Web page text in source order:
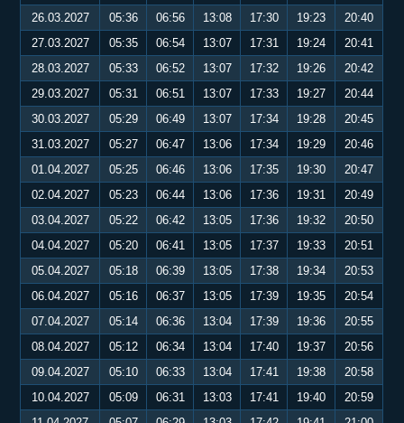
26.03.2027
05:36 06:56 13:08 17:30 19:23
20:40
27.03.2027
05:35 06:54 13:07 17:31 19:24
20:41
28.03.2027
05:33 06:52 13:07 17:32 19:26
20:42
29.03.2027
05:31 06:51 13:07 17:33 19:27
20:44
30.03.2027
05:29 06:49 13:07 17:34 19:28
20:45
31.03.2027
05:27 06:47 13:06 17:34 19:29
20:46
01.04.2027
05:25 06:46 13:06 17:35 19:30
20:47
02.04.2027
05:23 06:44 13:06 17:36 19:31
20:49
03.04.2027
05:22 06:42 13:05 17:36 19:32
20:50
04.04.2027
05:20 06:41 13:05 17:37 19:33
20:51
05.04.2027
05:18 06:39 13:05 17:38 19:34
20:53
06.04.2027
05:16 06:37 13:05 17:39 19:35
20:54
07.04.2027
05:14 06:36 13:04 17:39 19:36
20:55
08.04.2027
05:12 06:34 13:04 17:40 19:37
20:56
09.04.2027
05:10 06:33 13:04 17:41 19:38
20:58
10.04.2027
05:09 06:31 13:03 17:41 19:40
20:59